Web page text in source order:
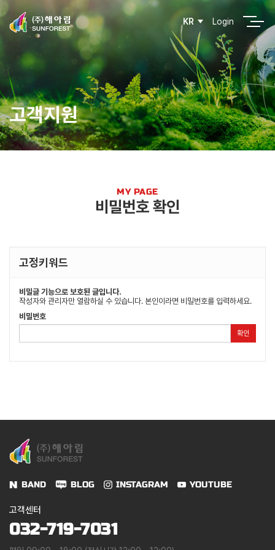
KR Login
고객지원
MY PAGE
비밀번호 확인
고정키워드
비밀글 기능으로 보호된 글입니다.
작성자와 관리자만 열람하실 수 있습니다. 본인이라면 비밀번호를 입력하세요.
비밀번호
확인
BAND BLOG INSTAGRAM YOUTUBE
고객센터
032-719-7031